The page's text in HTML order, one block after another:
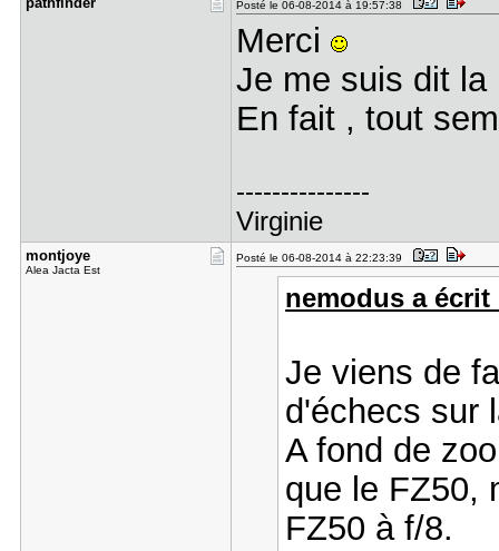
Posté le 06-08-2014 à 19:57:38
Merci
Je me suis dit la
En fait , tout
---------------
Virginie
montjoye
Alea Jacta Est
Posté le 06-08-2014 à 22:23:39
nemodus a écrit
Je viens de
d'échecs sur
A fond de
que le FZ50,
FZ50 à f/8.